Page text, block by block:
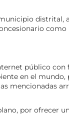
distrital,
público con
en el
mencionadas
por ofrecer